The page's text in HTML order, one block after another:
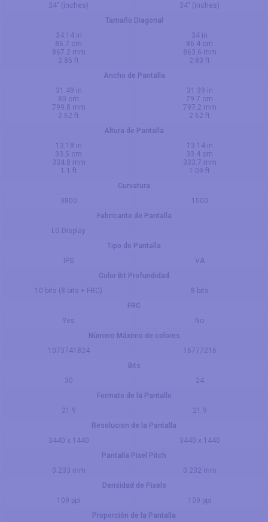
34" (inches)
34" (inches)
Tamaño Diagonal
34.14 in
86.7 cm
867.2 mm
2.85 ft
34 in
86.4 cm
863.6 mm
2.83 ft
Ancho de Pantalla
31.49 in
80 cm
799.8 mm
2.62 ft
31.39 in
79.7 cm
797.2 mm
2.62 ft
Altura de Pantalla
13.18 in
33.5 cm
334.8 mm
1.1 ft
13.14 in
33.4 cm
333.7 mm
1.09 ft
Curvatura
3800
1500
Fabricante de Pantalla
LG Display
Tipo de Pantalla
IPS
VA
Color Bit Profundidad
10 bits (8 bits + FRC)
8 bits
FRC
Yes
No
Número Máximo de colores
1073741824
16777216
Bits
30
24
Formato de la Pantallo
21:9
21:9
Resolucion de la Pantalla
3440 x 1440
3440 x 1440
Pantalla Pixel Pitch
0.233 mm
0.232 mm
Densidad de Pixels
109 ppi
109 ppi
Proporción de la Pantalla